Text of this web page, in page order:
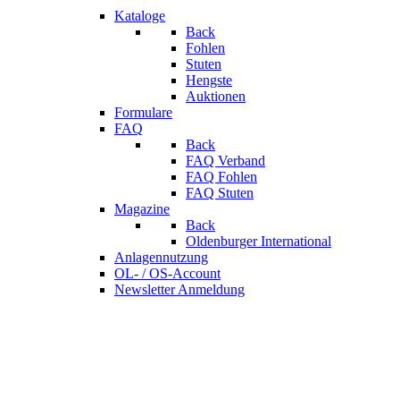
Kataloge
Back
Fohlen
Stuten
Hengste
Auktionen
Formulare
FAQ
Back
FAQ Verband
FAQ Fohlen
FAQ Stuten
Magazine
Back
Oldenburger International
Anlagennutzung
OL- / OS-Account
Newsletter Anmeldung